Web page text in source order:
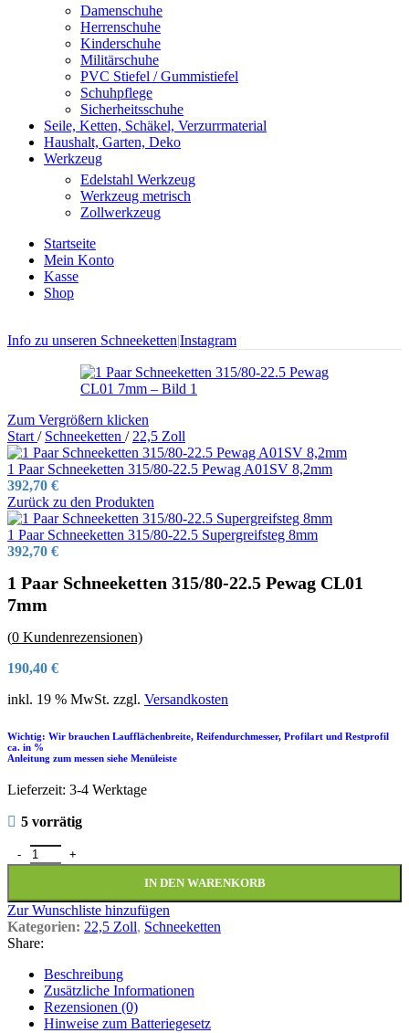
Damenschuhe
Herrenschuhe
Kinderschuhe
Militärschuhe
PVC Stiefel / Gummistiefel
Schuhpflege
Sicherheitsschuhe
Seile, Ketten, Schäkel, Verzurrmaterial
Haushalt, Garten, Deko
Werkzeug
Edelstahl Werkzeug
Werkzeug metrisch
Zollwerkzeug
Startseite
Mein Konto
Kasse
Shop
Info zu unseren Schneeketten|Instagram
Zum Vergrößern klicken
Start / Schneeketten / 22,5 Zoll
1 Paar Schneeketten 315/80-22.5 Pewag A01SV 8,2mm
392,70 €
Zurück zu den Produkten
1 Paar Schneeketten 315/80-22.5 Supergreifsteg 8mm
392,70 €
1 Paar Schneeketten 315/80-22.5 Pewag CL01
7mm
(0 Kundenrezensionen)
190,40 €
inkl. 19 % MwSt. zzgl. Versandkosten
Wichtig: Wir brauchen Laufflächenbreite, Reifendurchmesser, Profilart und Restprofil
ca. in %
Anleitung zum messen siehe Menüleiste
Lieferzeit: 3-4 Werktage
5 vorrätig
1 Paar Schneeketten 315/80-22.5 Pewag CL01 7mm Menge
IN DEN WARENKORB
Zur Wunschliste hinzufügen
Kategorien: 22,5 Zoll, Schneeketten
Share:
Beschreibung
Zusätzliche Informationen
Rezensionen (0)
Hinweise zum Batteriegesetz